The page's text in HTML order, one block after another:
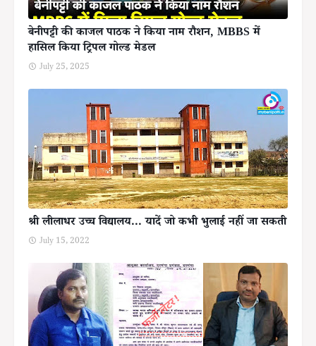
बेनीपट्टी की काजल पाठक ने किया नाम रौशन, MBBS में
हासिल किया ट्रिपल गोल्ड मेडल
July 25, 2025
श्री लीलाधर उच्च विद्यालय... यादें जो कभी भुलाई नहीं जा सकती
July 15, 2022